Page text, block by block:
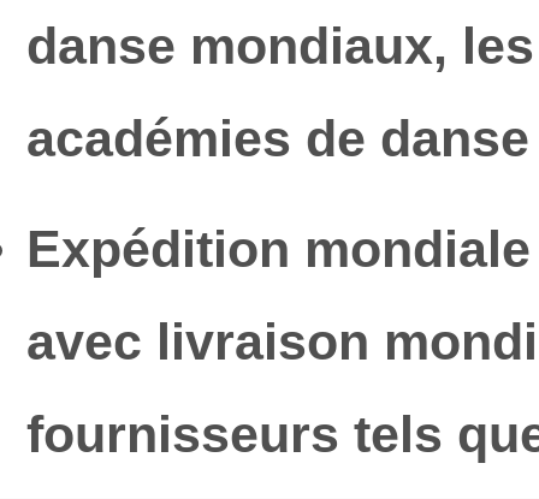
danse mondiaux,
académies de
Expédition
avec livraison
fournisseurs tels